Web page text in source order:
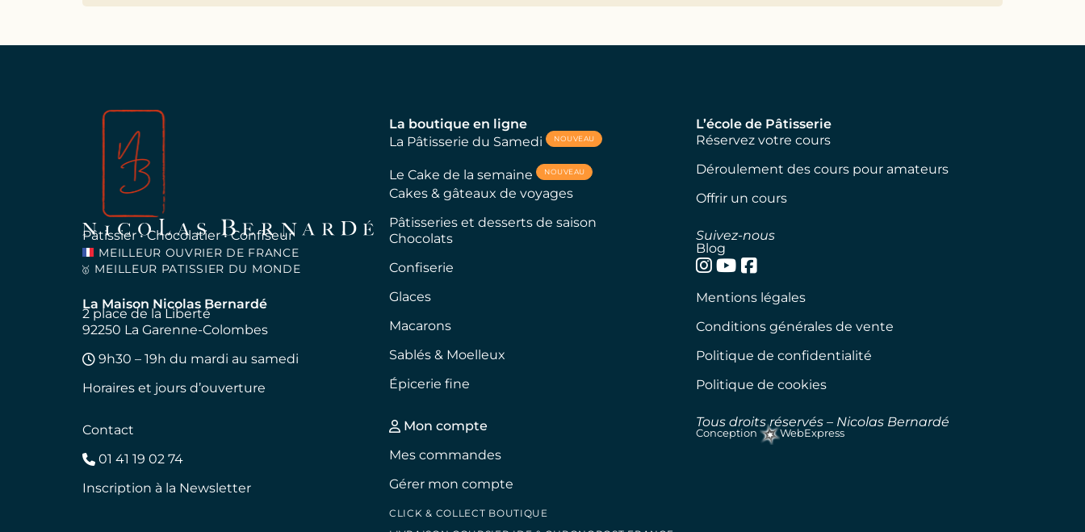
Pâtissier • Chocolatier • Confiseur
MEILLEUR OUVRIER DE FRANCE
🥇 MEILLEUR PATISSIER DU MONDE
La Maison Nicolas Bernardé
2 place de la Liberté
92250 La Garenne-Colombes
9h30 – 19h du mardi au samedi
Horaires et jours d’ouverture
Contact
01 41 19 02 74
Inscription à la Newsletter
La boutique en ligne
La Pâtisserie du Samedi
NOUVEAU
Le Cake de la semaine NOUVEAU
Cakes & gâteaux de voyages
Pâtisseries et desserts de saison
Chocolats
Confiserie
Glaces
Macarons
Sablés & Moelleux
Épicerie fine
Mon compte
Mes commandes
Gérer mon compte
CLICK & COLLECT BOUTIQUE
L’école de Pâtisserie
Réservez votre cours
Déroulement des cours pour amateurs
Offrir un cours
Suivez-nous
Blog
Mentions légales
Conditions générales de vente
Politique de confidentialité
Politique de cookies
Tous droits réservés – Nicolas Bernardé
Conception WebExpress